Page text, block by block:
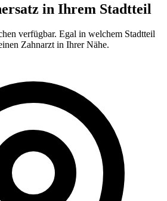
in Ihrem Stadtteil
verfügbar. Egal in welchem Stadtteil
Zahnarzt in Ihrer Nähe.